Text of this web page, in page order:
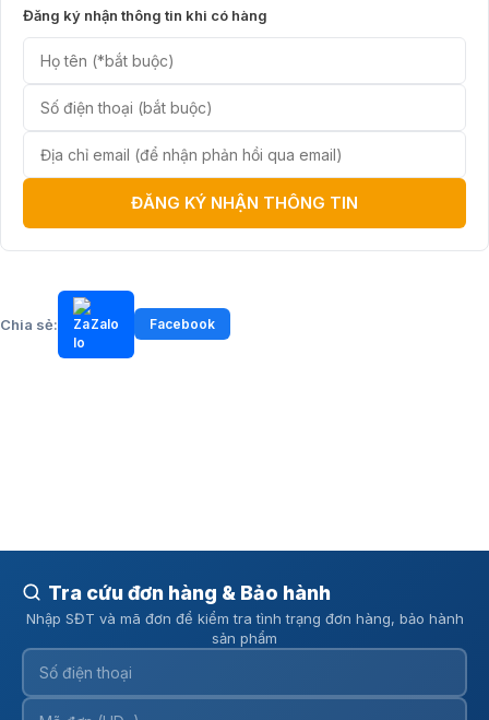
Đăng ký nhận thông tin khi có hàng
ĐĂNG KÝ NHẬN THÔNG TIN
Chia sẻ: Zalo Facebook
Tra cứu đơn hàng & Bảo hành
Nhập SĐT và mã đơn để kiểm tra tình trạng đơn hàng, bảo hành
sản phẩm